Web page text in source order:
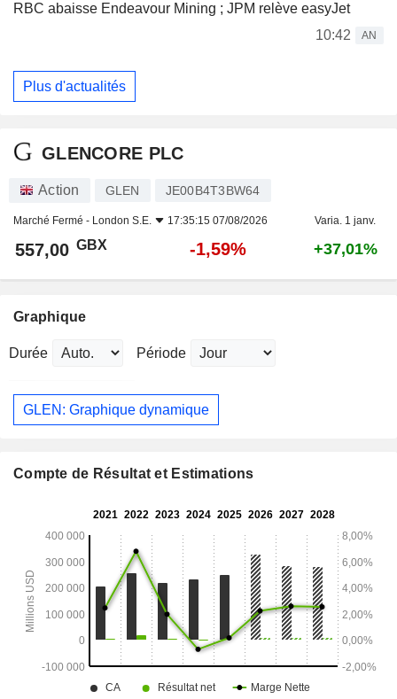
RBC abaisse Endeavour Mining ; JPM relève easyJet
10:42
AN
Plus d'actualités
GLENCORE PLC
Action GLEN JE00B4T3BW64
Marché Fermé - London S.E. 17:35:15 07/08/2026 Varia. 1 janv.
557,00 GBX -1,59% +37,01%
Graphique
Durée Période
GLEN: Graphique dynamique
Compte de Résultat et Estimations